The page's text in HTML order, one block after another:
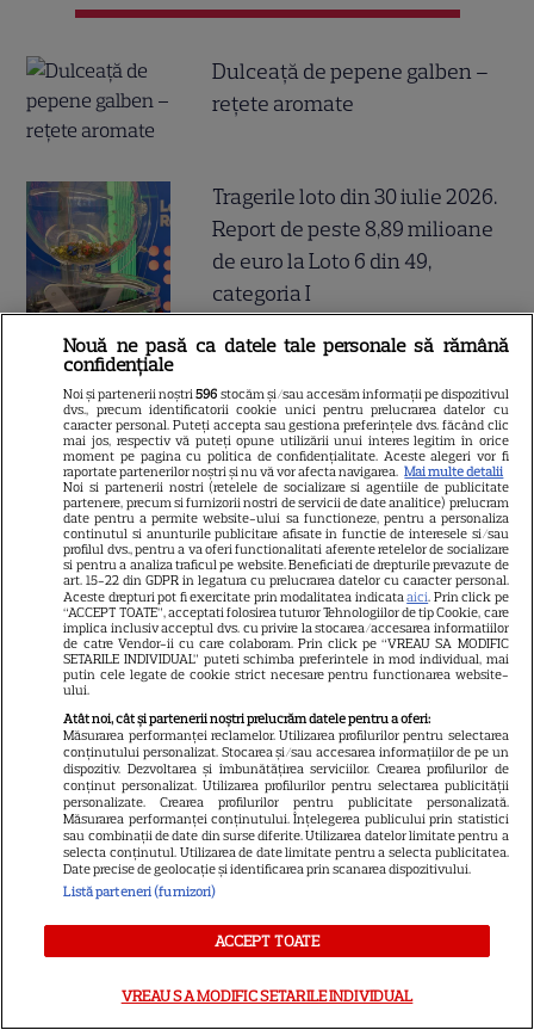
Dulceață de pepene galben –
rețete aromate
Tragerile loto din 30 iulie 2026.
Report de peste 8,89 milioane
de euro la Loto 6 din 49,
categoria I
De ce să nu arunci semințele
de la pepenele roșu – ce
beneficii au
Ghidul udării corecte pe timp
de caniculă: când, cât şi cum
udăm plantele
ALTE ARTICOLE
INTERESANTE
Noutăți Netflix în august 2026:
Nouă ne pasă ca datele tale personale să rămână
confidențiale
Noi și partenerii noștri596 stocăm și/sau accesăm informații pe dispozitivul
dvs., precum identificatorii cookie unici pentru prelucrarea datelor cu
caracter personal. Puteți accepta sau gestiona preferințele dvs. făcând clic
mai jos, respectiv vă puteți opune utilizării unui interes legitim în orice
moment pe pagina cu politica de confidențialitate. Aceste alegeri vor fi
raportate partenerilor noștri și nu vă vor afecta navigarea. Mai multe detalii
Noi si partenerii nostri (retelele de socializare si agentiile de publicitate
partenere, precum si furnizorii nostri de servicii de date analitice) prelucram
date pentru a permite website-ului sa functioneze, pentru a personaliza
continutul si anunturile publicitare afisate in functie de interesele si/sau
profilul dvs., pentru a va oferi functionalitati aferente retelelor de socializare
si pentru a analiza traficul pe website. Beneficiati de drepturile prevazute de
art. 15-22 din GDPR in legatura cu prelucrarea datelor cu caracter personal.
Aceste drepturi pot fi exercitate prin modalitatea indicataaici. Prin click pe
“ACCEPT TOATE”, acceptati folosirea tuturor Tehnologiilor de tip Cookie, care
implica inclusiv acceptul dvs. cu privire la stocarea/accesarea informatiilor
de catre Vendor-ii cu care colaboram. Prin click pe “VREAU SA MODIFIC
SETARILE INDIVIDUAL” puteti schimba preferintele in mod individual, mai
putin cele legate de cookie strict necesare pentru functionarea website-
ului.
Atât noi, cât și partenerii noștri prelucrăm datele pentru a oferi:
Măsurarea performanței reclamelor. Utilizarea profilurilor pentru selectarea
conținutului personalizat. Stocarea și/sau accesarea informațiilor de pe un
dispozitiv. Dezvoltarea și îmbunătățirea serviciilor. Crearea profilurilor de
conținut personalizat. Utilizarea profilurilor pentru selectarea publicității
personalizate. Crearea profilurilor pentru publicitate personalizată.
Măsurarea performanței conținutului. Înțelegerea publicului prin statistici
sau combinații de date din surse diferite. Utilizarea datelor limitate pentru a
selecta conținutul. Utilizarea de date limitate pentru a selecta publicitatea.
Date precise de geolocație și identificarea prin scanarea dispozitivului.
Listă parteneri (furnizori)
ACCEPT TOATE
VREAU SA MODIFIC SETARILE INDIVIDUAL